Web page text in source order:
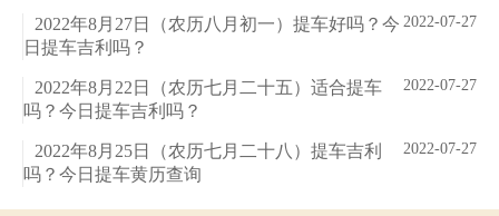
2022-07-27
2022年8月27日（农历八月初一）提车好吗？今
日提车吉利吗？
2022-07-27
2022年8月22日（农历七月二十五）适合提车
吗？今日提车吉利吗？
2022-07-27
2022年8月25日（农历七月二十八）提车吉利
吗？今日提车黄历查询